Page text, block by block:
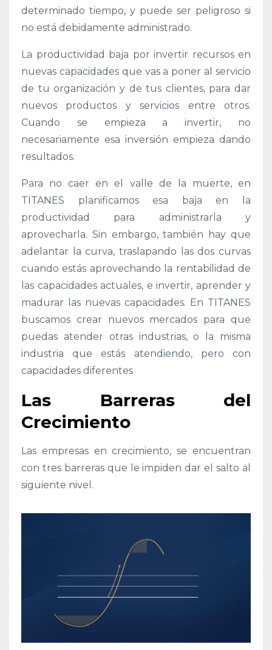
determinado tiempo, y puede ser peligroso si
no está debidamente administrado.
La productividad baja por invertir recursos en
nuevas capacidades que vas a poner al servicio
de tu organización y de tus clientes, para dar
nuevos productos y servicios entre otros.
Cuando se empieza a invertir, no
necesariamente esa inversión empieza dando
resultados.
Para no caer en el valle de la muerte, en
TITANES planificamos esa baja en la
productividad para administrarla y
aprovecharla. Sin embargo, también hay que
adelantar la curva, traslapando las dos curvas
cuando estás aprovechando la rentabilidad de
las capacidades actuales, e invertir, aprender y
madurar las nuevas capacidades. En TITANES
buscamos crear nuevos mercados para que
puedas atender otras industrias, o la misma
industria que estás atendiendo, pero con
capacidades diferentes
Las Barreras del
Crecimiento
Las empresas en crecimiento, se encuentran
con tres barreras que le impiden dar el salto al
siguiente nivel.